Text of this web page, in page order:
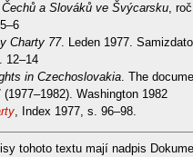
a Slováků ve Švýcarsku,
Charty 77. Leden 1977.
12–14
in Czechoslovakia. The
(1977–1982). Washington 1982
, Index 1977, s. 96–98.
tohoto textu mají nadpis